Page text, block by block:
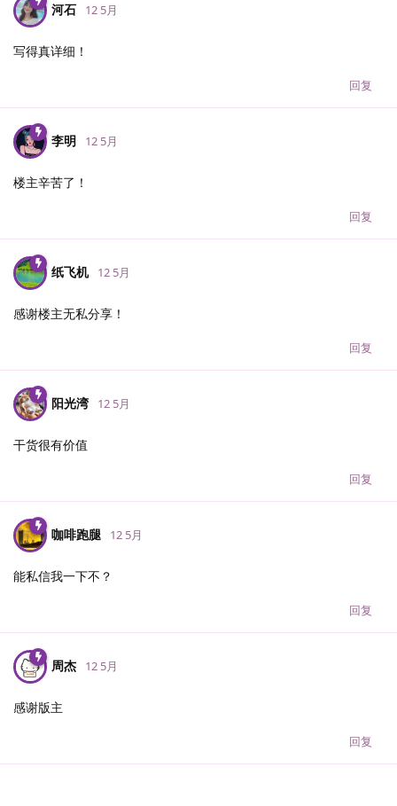
河石 12 5月
写得真详细！
回复
李明 12 5月
楼主辛苦了！
回复
纸飞机 12 5月
感谢楼主无私分享！
回复
阳光湾 12 5月
干货很有价值
回复
咖啡跑腿 12 5月
能私信我一下不？
回复
周杰 12 5月
感谢版主
回复